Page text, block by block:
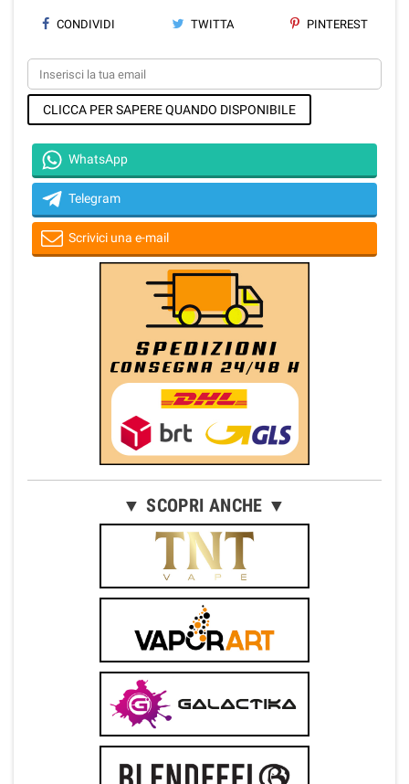
CONDIVIDI TWITTA PINTEREST
CLICCA PER SAPERE QUANDO DISPONIBILE
WhatsApp
Telegram
Scrivici una e-mail
▼ SCOPRI ANCHE ▼